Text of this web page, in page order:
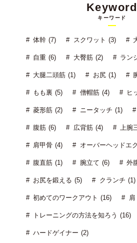
Keyword
キーワード
体幹 (7) スクワット (3)
自重 (6) 大臀筋 (2) ラン
大腿二頭筋 (1) お尻 (1)
もも裏 (5) 僧帽筋 (4) ヒ
菱形筋 (2) ニータッチ (1)
腹筋 (6) 広背筋 (4) 上腕
肩甲骨 (4) オーバーヘッドエ
腹直筋 (1) 腕立て (6) 外
お尻を鍛える (5) クランチ (1)
初めてのワークアウト (16)
トレーニングの方法を知ろう (16)
ハードゲイナー (2)